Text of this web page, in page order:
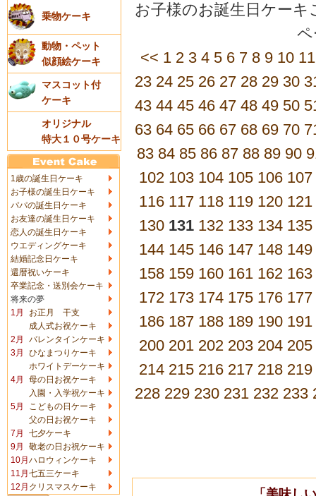
乗物ケーキ
動物・ペット
似顔絵ケーキ
マスコット付
ケーキ
オリジナル
特大１０号ケーキ
1歳の誕生日ケーキ
お子様の誕生日ケーキ
パパの誕生日ケーキ
お友達の誕生日ケーキ
恋人の誕生日ケーキ
ウエディングケーキ
結婚記念日ケーキ
還暦祝いケーキ
卒業記念・送別会ケーキ
将来の夢
1月
お正月 干支
成人式お祝ケーキ
2月
バレンタインケーキ
3月
ひなまつりケーキ
ホワイトデーケーキ
4月
母の日お祝ケーキ
入園・入学祝ケーキ
5月
こどもの日ケーキ
父の日お祝ケーキ
7月
七夕ケーキ
9月
敬老の日お祝ケーキ
10月 ハロウィンケーキ
11月 七五三ケーキ
12月 クリスマスケーキ
お子様のお誕生日ケーキ
<< 1 2 3 4 5 6 7 8 9 10 11
23 24 25 26 27 28 29 30
43 44 45 46 47 48 49 50
63 64 65 66 67 68 69 70
83 84 85 86 87 88 89 90
102 103 104 105 106 107
116 117 118 119 120 121
130 131 132 133 134 135
144 145 146 147 148 149
158 159 160 161 162 163
172 173 174 175 176 177
186 187 188 189 190 191
200 201 202 203 204 205
214 215 216 217 218 219
228 229 230 231 232 233